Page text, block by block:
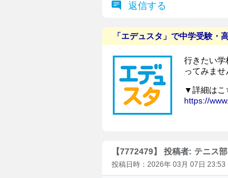
返信する
【7772479】 投稿者: テニス部
投稿日時：2026年 03月 07日 23:53